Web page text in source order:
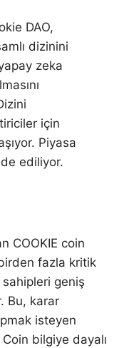
DAO,
dizinini
zeka
için
Piyasa
ediliyor.
COOKIE coin
fazla kritik
geniş
Bu, karar
isteyen
bilgiye dayalı